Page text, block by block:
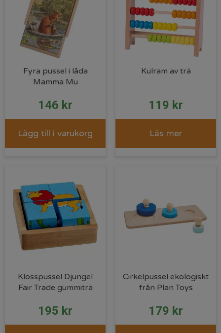
Fyra pussel i låda
Mamma Mu
146 kr
Lägg till i varukorg
Kulram av trä
119 kr
Läs mer
Klosspussel Djungel
Fair Trade gummiträ
195 kr
Cirkelpussel ekologiskt
från Plan Toys
179 kr